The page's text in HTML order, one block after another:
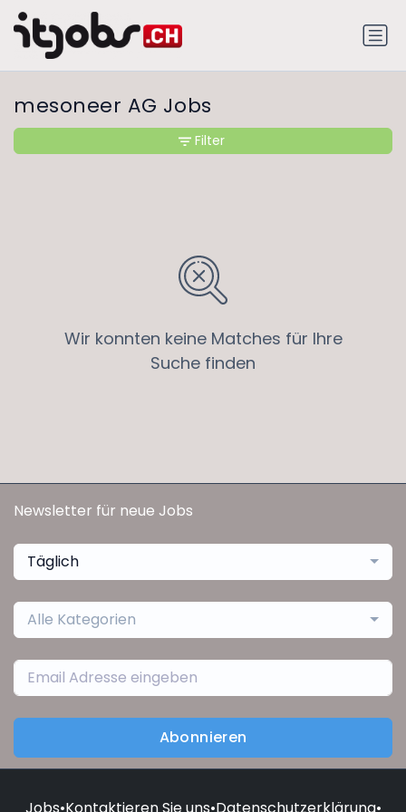
mesoneer AG Jobs
Wir konnten keine Matches für Ihre
Suche finden
Filter
Newsletter für neue Jobs
Täglich
Alle Kategorien
Abonnieren
Jobs•Kontaktieren Sie uns•Datenschutzerklärung•